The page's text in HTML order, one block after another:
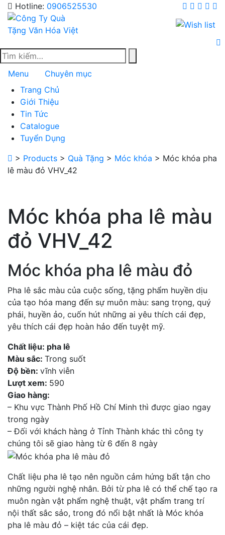
Skip
content
Hotline: 0906525530
Menu
Chuyên mục
Trang Chủ
Giới Thiệu
Tin Tức
Catalogue
Tuyển Dụng
> Products > Quà Tặng > Móc khóa > Móc khóa pha
lê màu đỏ VHV_42
Móc khóa pha lê màu
đỏ VHV_42
Móc khóa pha lê màu đỏ
Pha lê sắc màu của cuộc sống, tặng phẩm huyền dịu
của tạo hóa mang đến sự muôn màu: sang trọng, quý
phái, huyền ảo, cuốn hút những ai yêu thích cái đẹp,
yêu thích cái đẹp hoàn hảo đến tuyệt mỹ.
Chất liệu: pha lê
Màu sắc: Trong suốt
Độ bền: vĩnh viễn
Lượt xem: 590
Giao hàng:
– Khu vực Thành Phố Hồ Chí Minh thì được giao ngay
trong ngày
– Đối với khách hàng ở Tỉnh Thành khác thì công ty
chúng tôi sẽ giao hàng từ 6 đến 8 ngày
Chất liệu pha lê tạo nên nguồn cảm hứng bất tận cho
những người nghệ nhân. Bởi từ pha lê có thể chế tạo ra
muôn ngàn vật phẩm nghệ thuật, vật phẩm trang trí
nội thất sắc sảo, trong đó nổi bật nhất là Móc khóa
pha lê màu đỏ – kiệt tác của cái đẹp.